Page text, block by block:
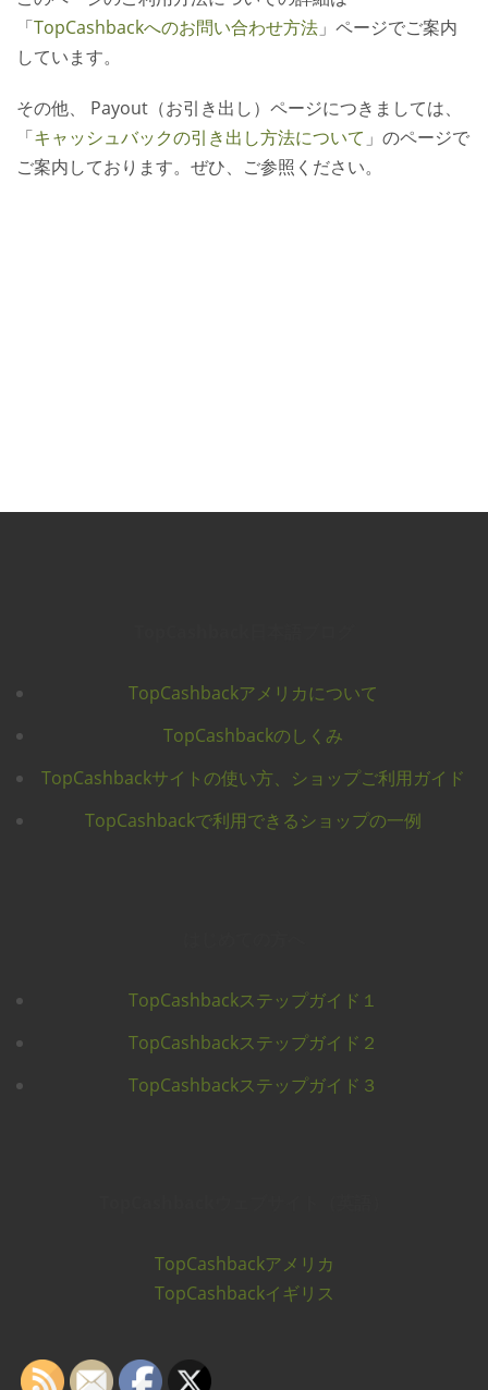
「TopCashbackへのお問い合わせ方法 」ページでご案内
しています。
その他、 Payout（お引き出し）ページにつきましては、
「キャッシュバックの引き出し方法について 」のページで
ご案内しております。ぜひ、ご参照ください。
TopCashbackアメリカについて
TopCashbackのしくみ
TopCashbackサイトの使い方、ショップご利用ガイド
TopCashbackで利用できるショップの一例
TopCashbackステップガイド１
TopCashbackステップガイド２
TopCashbackステップガイド３
TopCashbackアメリカ
TopCashbackイギリス